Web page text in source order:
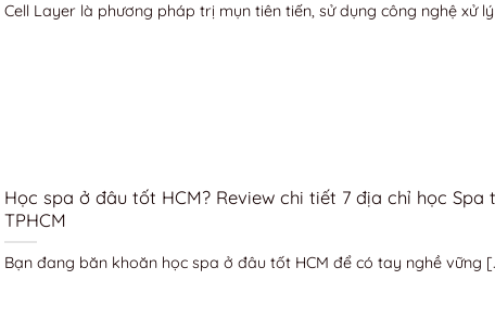
Cell Layer là phương pháp trị mụn tiên tiến, sử dụng công nghệ xử
Học spa ở đâu tốt HCM? Review chi tiết 7 địa chỉ học Spa
TPHCM
Bạn đang băn khoăn học spa ở đâu tốt HCM để có tay nghề vững